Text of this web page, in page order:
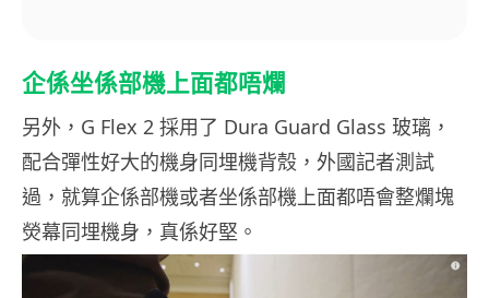
企係坐係部機上面都唔爛
另外，G Flex 2 採用了 Dura Guard Glass 玻璃，
配合彈性好大的機身同埋機背殼，外國記者測試
過，就算企係部機或者坐係部機上面都唔會整爛塊
熒幕同埋機身，真係好堅。